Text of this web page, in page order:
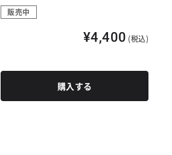
販売中
¥4,400 (税込)
購入する